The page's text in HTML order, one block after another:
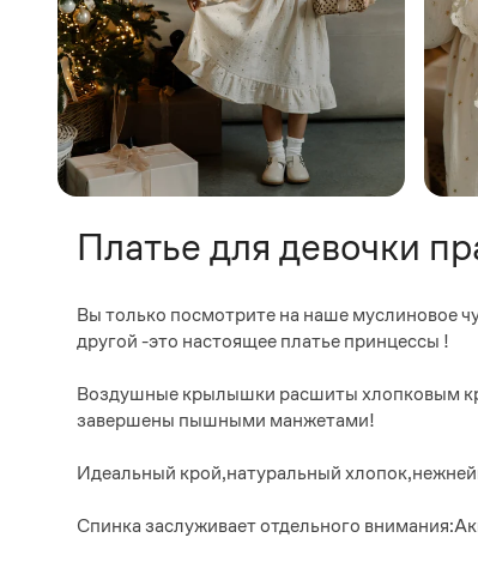
Платье для девочки
Вы только посмотрите на наше муслиновое
другой -это настоящее платье принцессы !
Воздушные крылышки расшиты хлопковым
завершены пышными манжетами!
Идеальный крой,натуральный
Спинка заслуживает отдельного